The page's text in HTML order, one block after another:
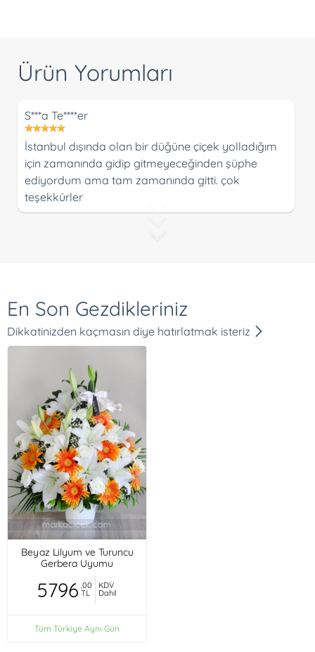
Ürün Yorumları
S***a Te****er
İstanbul dışında olan bir düğüne çiçek yolladığım
için zamanında gidip gitmeyeceğinden şüphe
ediyordum ama tam zamanında gitti. çok
teşekkürler
En Son Gezdikleriniz
Dikkatinizden kaçmasın diye hatırlatmak isteriz
Beyaz Lilyum ve Turuncu
Gerbera Uyumu
5796 ,00
TL
KDV
Dahil
Tüm Türkiye Aynı Gün